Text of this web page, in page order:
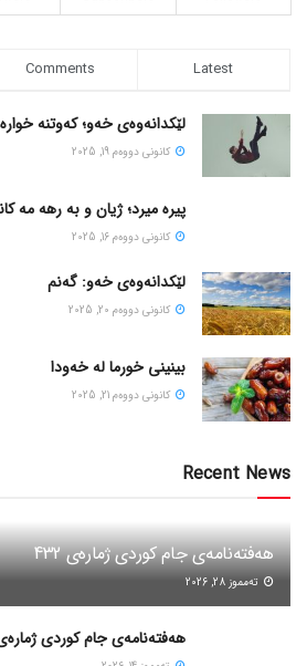
Comments Latest
لێکدانەوەی خەو؛ کەوتنە
كانونی دووه‌م 19, 2025
پیره میرد؛ ژیان و به رهه مه
كانونی دووه‌م 16, 2025
لێکدانەوەی خەو: گەنم
كانونی دووه‌م 20, 2025
بینینی خورما لە خەودا
كانونی دووه‌م 21, 2025
Recent News
هەفتەنامەی جام کوردی ژمارەی 432
ته‌مموز 28, 2026
هەفتەنامەی جام کوردی ژمارەی